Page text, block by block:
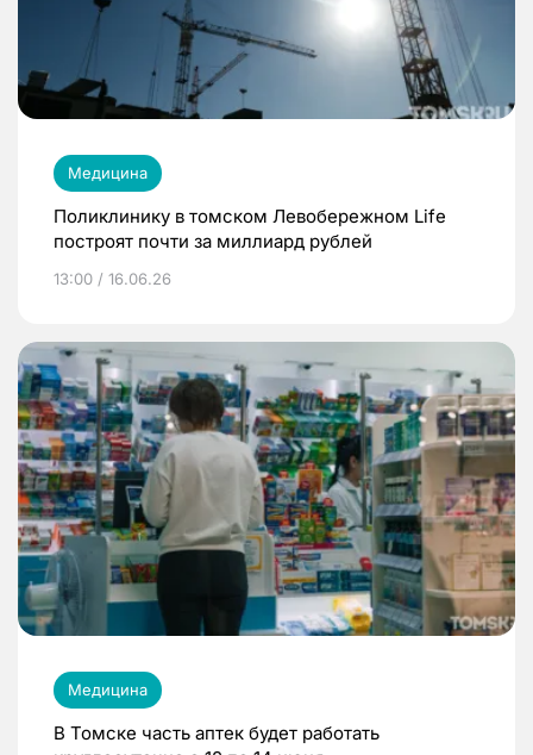
Медицина
Поликлинику в томском Левобережном Life
построят почти за миллиард рублей
13:00 / 16.06.26
Медицина
В Томске часть аптек будет работать